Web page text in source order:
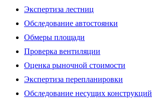
Экспертиза лестниц
Обследование автостоянки
Обмеры площади
Проверка вентиляции
Оценка рыночной стоимости
Экспертиза перепланировки
Обследование несущих конструкций